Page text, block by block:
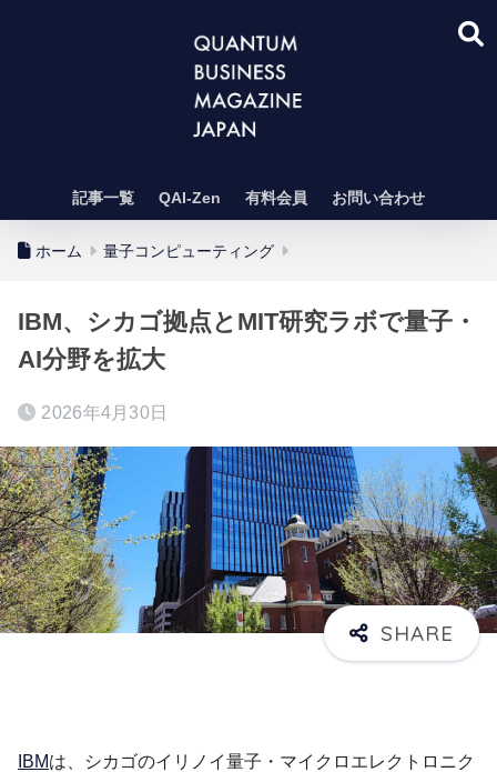
記事一覧 QAI-Zen 有料会員 お問い合わせ
ホーム 量子コンピューティング
IBM、シカゴ拠点とMIT研究ラボで量子・
AI分野を拡大
2026年4月30日
IBMは、シカゴのイリノイ量子・マイクロエレクトロニク